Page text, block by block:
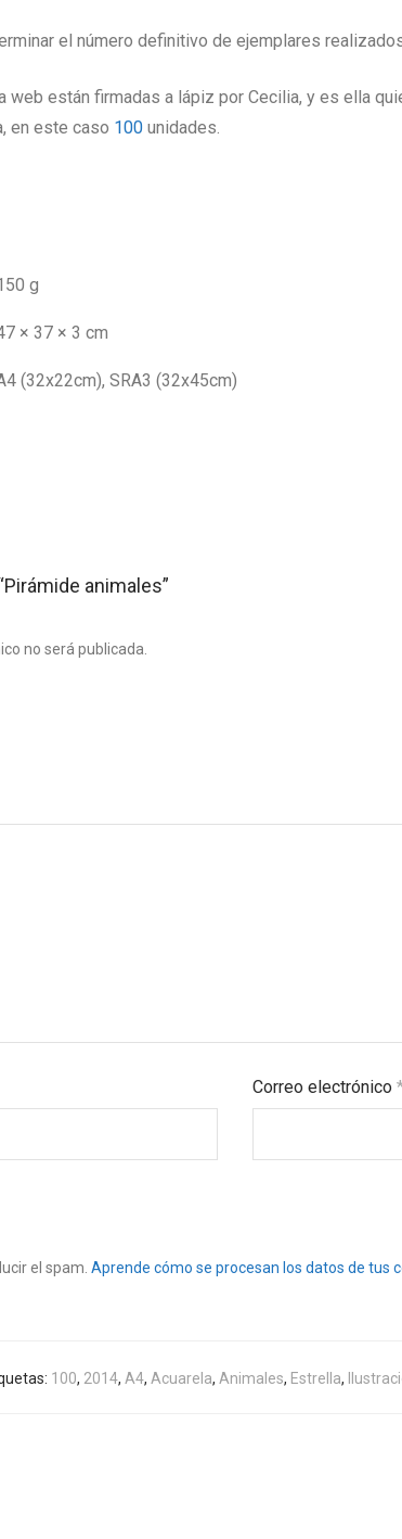
el número definitivo de ejemplares
están firmadas a lápiz por Cecilia, y es ella
en este caso 100 unidades.
g
× 37 × 3 cm
(32x22cm), SRA3 (32x45cm)
animales”
no será publicada.
Correo electrónico
el spam. Aprende cómo se procesan los datos de tus
100, 2014, A4, Acuarela, Animales, Estrella,